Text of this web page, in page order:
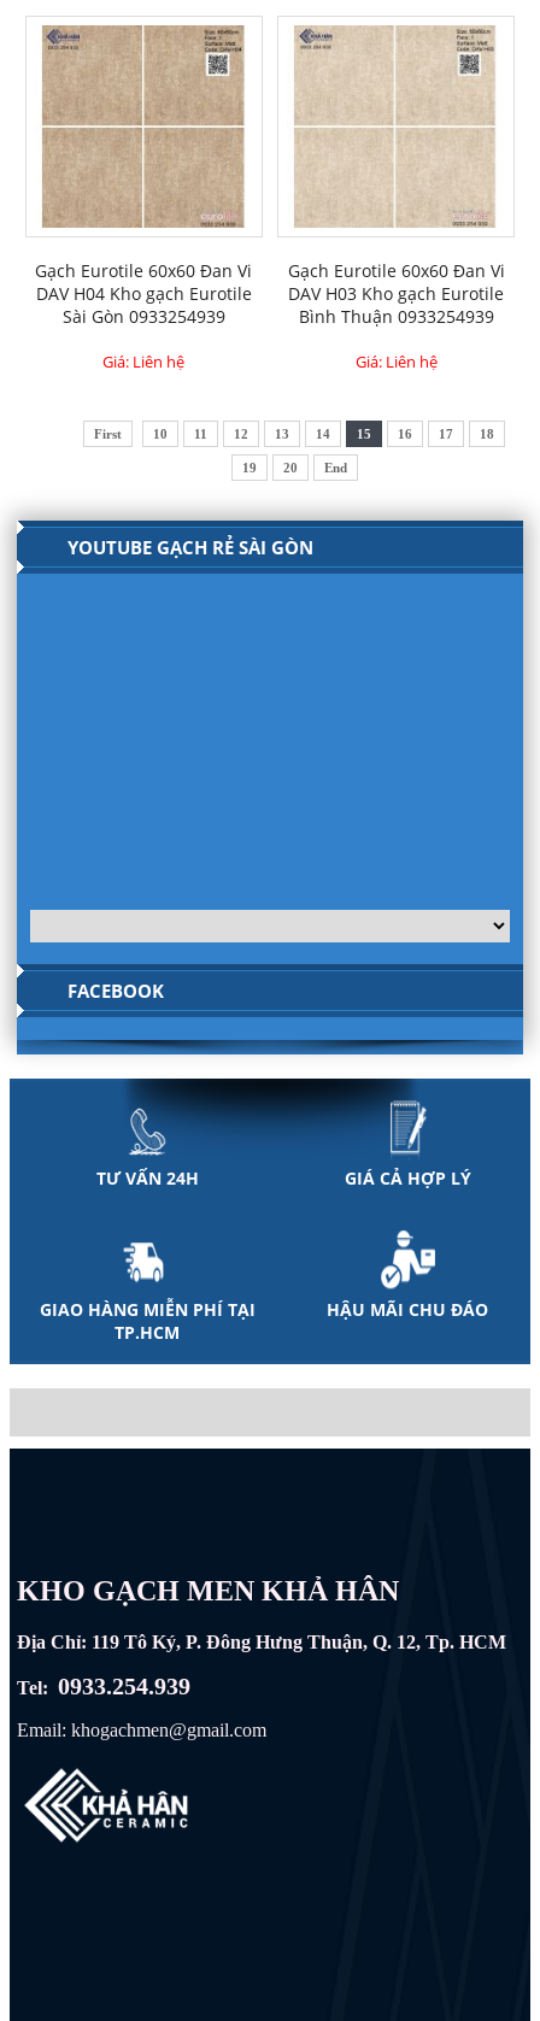
Gạch Eurotile 60x60 Đan Vi
DAV H04 Kho gạch Eurotile
Sài Gòn 0933254939
Giá: Liên hệ
Gạch Eurotile 60x60 Đan Vi
DAV H03 Kho gạch Eurotile
Bình Thuận 0933254939
Giá: Liên hệ
First 10 11 12 13 14 15 16 17 18
19 20 End
YOUTUBE GẠCH RẺ SÀI GÒN
FACEBOOK
TƯ VẤN 24H GIÁ CẢ HỢP LÝ
GIAO HÀNG MIỄN PHÍ TẠI
TP.HCM
HẬU MÃI CHU ĐÁO
KHO GẠCH MEN KHẢ HÂN
Địa Chỉ: 119 Tô Ký, P. Đông Hưng Thuận, Q. 12, Tp. HCM
Tel:0933.254.939
Email: khogachmen@gmail.com